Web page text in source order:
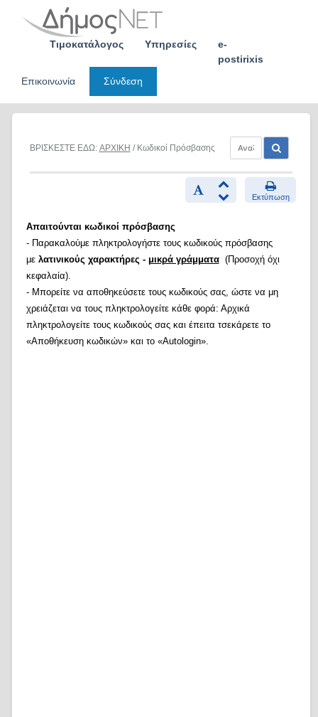
Τιμοκατάλογος Υπηρεσίες
e-
postirixis
Επικοινωνία
Σύνδεση
ΒΡΙΣΚΕΣΤΕ ΕΔΩ: ΑΡΧΙΚΗ / Κωδικοί Πρόσβασης
Εκτύπωση
Απαιτούνται κωδικοί πρόσβασης
- Παρακαλούμε πληκτρολογήστε τους κωδικούς πρόσβασης
με λατινικούς χαρακτήρες - μικρά γράμματα(Προσοχή όχι
κεφαλαία).
- Μπορείτε να αποθηκεύσετε τους κωδικούς σας, ώστε να μη
χρειάζεται να τους πληκτρολογείτε κάθε φορά: Αρχικά
πληκτρολογείτε τους κωδικούς σας και έπειτα τσεκάρετε το
«Αποθήκευση κωδικών» και το «Autologin».